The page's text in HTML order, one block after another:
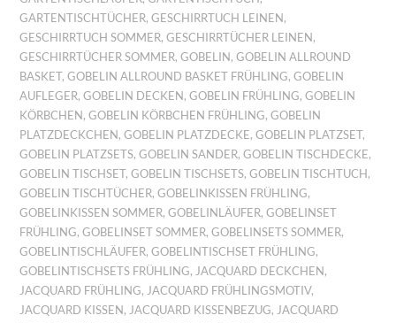
GARTENTISCHTÜCHER,GESCHIRRTUCH LEINEN ,
GESCHIRRTUCH SOMMER,GESCHIRRTÜCHER LEINEN ,
GESCHIRRTÜCHER SOMMER,GOBELIN ,GOBELIN ALLROUND
BASKET,GOBELIN ALLROUND BASKET FRÜHLING,GOBELIN
AUFLEGER,GOBELIN DECKEN ,GOBELIN FRÜHLING,GOBELIN
KÖRBCHEN ,GOBELIN KÖRBCHEN FRÜHLING,GOBELIN
PLATZDECKCHEN ,GOBELIN PLATZDECKE,GOBELIN PLATZSET,
GOBELIN PLATZSETS,GOBELIN SANDER,GOBELIN TISCHDECKE,
GOBELIN TISCHSET,GOBELIN TISCHSETS,GOBELIN TISCHTUCH ,
GOBELIN TISCHTÜCHER,GOBELINKISSEN FRÜHLING,
GOBELINKISSEN SOMMER,GOBELINLÄUFER,GOBELINSET
FRÜHLING,GOBELINSET SOMMER,GOBELINSETS SOMMER,
GOBELINTISCHLÄUFER,GOBELINTISCHSET FRÜHLING,
GOBELINTISCHSETS FRÜHLING, JACQUARD DECKCHEN ,
JACQUARD FRÜHLING, JACQUARD FRÜHLINGSMOTIV,
JACQUARD KISSEN , JACQUARD KISSENBEZUG, JACQUARD